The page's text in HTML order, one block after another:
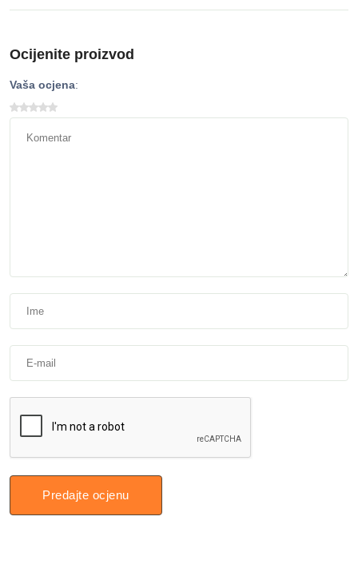
Ocijenite proizvod
Vaša ocjena:
Predajte ocjenu